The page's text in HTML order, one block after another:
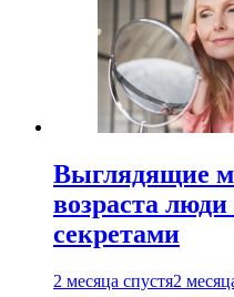
Выглядящие
возраста
секретами
2 месяца спустя2